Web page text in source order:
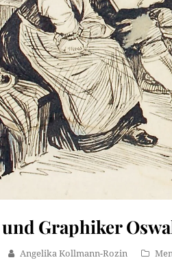
Graphiker
Angelika Kollmann-Rozin